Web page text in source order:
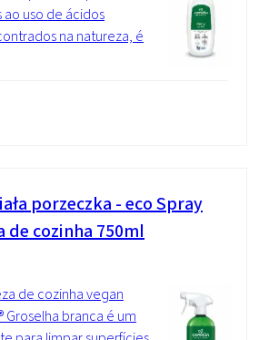
ao uso de ácidos
na natureza, é
porzeczka - eco Spray
de cozinha 750ml
de cozinha vegan
Groselha branca é um